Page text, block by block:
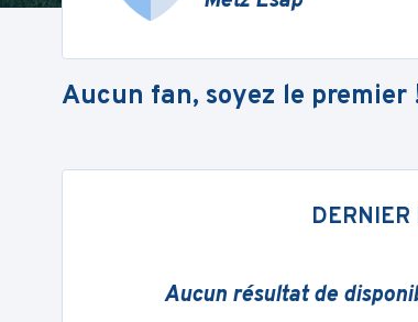
Aucun fan, soyez le premier
DERNIER
Aucun résultat de